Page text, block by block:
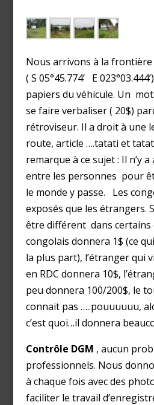
Nous arrivons à la frontière
( S 05°45.774’ E
papiers du véhicule. Un
se faire verbaliser ( 20$)
rétroviseur. Il a droit à une
route, article ….tatati et
remarque à ce sujet : Il n’y
entre les personnes pour
le monde y passe. Les
exposés que les étrangers.
être différent dans certains
congolais donnera 1$ (ce
la plus part), l’étranger qui
en RDC donnera 10$,
peu donnera 100/200$, le
connait pas …..pouuuuuu,
c’est quoi…il donnera
Contrôle DGM , aucun
professionnels. Nous
à chaque fois avec des
faciliter le travail